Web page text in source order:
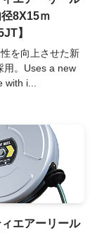
8X15ｍ
】
を向上させた新
用。Uses a new
i...
エアーリール